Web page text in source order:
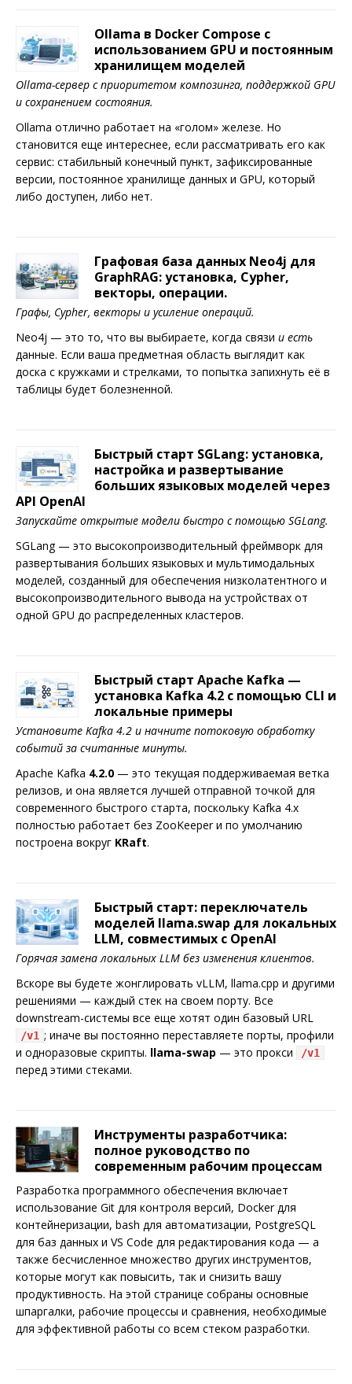
Ollama в Docker Compose с
использованием GPU и постоянным
хранилищем моделей
Ollama-сервер с приоритетом композинга, поддержкой GPU
и сохранением состояния.
Ollama отлично работает на «голом» железе. Но
становится еще интереснее, если рассматривать его как
сервис: стабильный конечный пункт, зафиксированные
версии, постоянное хранилище данных и GPU, который
либо доступен, либо нет.
Графовая база данных Neo4j для
GraphRAG: установка, Cypher,
векторы, операции.
Графы, Cypher, векторы и усиление операций.
Neo4j — это то, что вы выбираете, когда связи и есть
данные. Если ваша предметная область выглядит как
доска с кружками и стрелками, то попытка запихнуть её в
таблицы будет болезненной.
Быстрый старт SGLang: установка,
настройка и развертывание
больших языковых моделей через
API OpenAI
Запускайте открытые модели быстро с помощью SGLang.
SGLang — это высокопроизводительный фреймворк для
развертывания больших языковых и мультимодальных
моделей, созданный для обеспечения низколатентного и
высокопроизводительного вывода на устройствах от
одной GPU до распределенных кластеров.
Быстрый старт Apache Kafka —
установка Kafka 4.2 с помощью CLI и
локальные примеры
Установите Kafka 4.2 и начните потоковую обработку
событий за считанные минуты.
Apache Kafka 4.2.0 — это текущая поддерживаемая ветка
релизов, и она является лучшей отправной точкой для
современного быстрого старта, поскольку Kafka 4.x
полностью работает без ZooKeeper и по умолчанию
построена вокруг KRaft.
Быстрый старт: переключатель
моделей llama.swap для локальных
LLM, совместимых с OpenAI
Горячая замена локальных LLM без изменения клиентов.
Вскоре вы будете жонглировать vLLM, llama.cpp и другими
решениями — каждый стек на своем порту. Все
downstream-системы все еще хотят один базовый URL
/v1 ; иначе вы постоянно переставляете порты, профили
и одноразовые скрипты. llama-swap — это прокси /v1
перед этими стеками.
Инструменты разработчика:
полное руководство по
современным рабочим процессам
Разработка программного обеспечения включает
использование Git для контроля версий, Docker для
контейнеризации, bash для автоматизации, PostgreSQL
для баз данных и VS Code для редактирования кода — а
также бесчисленное множество других инструментов,
которые могут как повысить, так и снизить вашу
продуктивность. На этой странице собраны основные
шпаргалки, рабочие процессы и сравнения, необходимые
для эффективной работы со всем стеком разработки.